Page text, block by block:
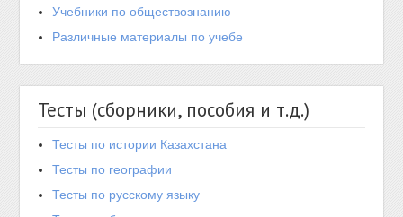
Учебники по обществознанию
Различные материалы по учебе
Тесты (сборники, пособия и т.д.)
Тесты по истории Казахстана
Тесты по географии
Тесты по русскому языку